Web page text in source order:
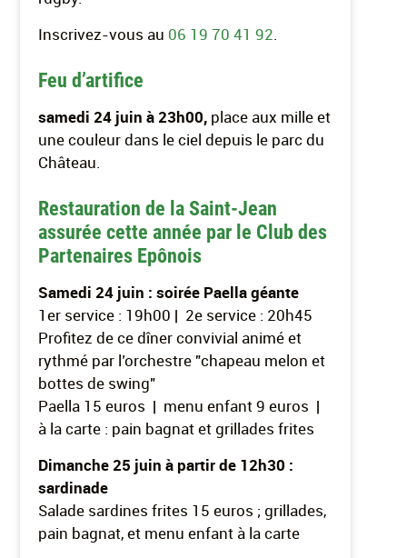
Inscrivez-vous au 06 19 70 41 92.
Feu d’artifice
samedi 24 juin à 23h00, place aux mille et
une couleur dans le ciel depuis le parc du
Château.
Restauration de la Saint-Jean
assurée cette année par le Club des
Partenaires Epônois
Samedi 24 juin : soirée Paella géante
1er service : 19h00 | 2e service : 20h45
Profitez de ce dîner convivial animé et
rythmé par l’orchestre "chapeau melon et
bottes de swing"
Paella 15 euros | menu enfant 9 euros |
à la carte : pain bagnat et grillades frites
Dimanche 25 juin à partir de 12h30 :
sardinade
Salade sardines frites 15 euros ; grillades,
pain bagnat, et menu enfant à la carte